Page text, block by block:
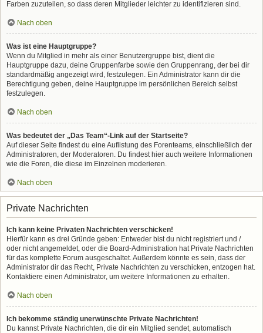
Farben zuzuteilen, so dass deren Mitglieder leichter zu identifizieren sind.
Nach oben
Was ist eine Hauptgruppe?
Wenn du Mitglied in mehr als einer Benutzergruppe bist, dient die
Hauptgruppe dazu, deine Gruppenfarbe sowie den Gruppenrang, der bei dir
standardmäßig angezeigt wird, festzulegen. Ein Administrator kann dir die
Berechtigung geben, deine Hauptgruppe im persönlichen Bereich selbst
festzulegen.
Nach oben
Was bedeutet der „Das Team“-Link auf der Startseite?
Auf dieser Seite findest du eine Auflistung des Forenteams, einschließlich der
Administratoren, der Moderatoren. Du findest hier auch weitere Informationen
wie die Foren, die diese im Einzelnen moderieren.
Nach oben
Private Nachrichten
Ich kann keine Privaten Nachrichten verschicken!
Hierfür kann es drei Gründe geben: Entweder bist du nicht registriert und /
oder nicht angemeldet, oder die Board-Administration hat Private Nachrichten
für das komplette Forum ausgeschaltet. Außerdem könnte es sein, dass der
Administrator dir das Recht, Private Nachrichten zu verschicken, entzogen hat.
Kontaktiere einen Administrator, um weitere Informationen zu erhalten.
Nach oben
Ich bekomme ständig unerwünschte Private Nachrichten!
Du kannst Private Nachrichten, die dir ein Mitglied sendet, automatisch